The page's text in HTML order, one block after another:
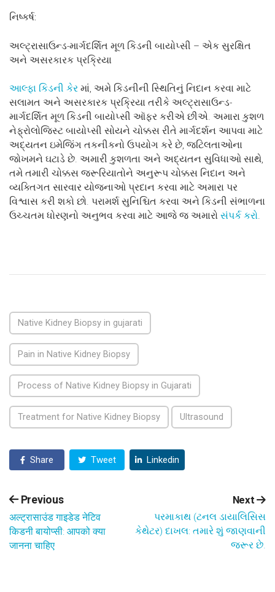
નિષ્કર્ષ:
અલ્ટ્રાસાઉન્ડ-માર્ગદર્શિત મૂળ કિડની બાયોપ્સી – એક સુરક્ષિત
અને અસરકારક પ્રક્રિયા
આલ્ફા કિડની કેર માં, અમે કિડનીની સ્થિતિનું નિદાન કરવા માટે
સલામત અને અસરકારક પ્રક્રિયા તરીકે અલ્ટ્રાસાઉન્ડ-
માર્ગદર્શિત મૂળ કિડની બાયોપ્સી ઑફર કરીએ છીએ. અમારા કુશળ
નેફ્રોલોજિસ્ટ બાયોપ્સી સોયને ચોક્કસ રીતે માર્ગદર્શન આપવા માટે
અદ્યતન ઇમેજિંગ તકનીકનો ઉપયોગ કરે છે, જટિલતાઓના
જોખમને ઘટાડે છે. અમારી કુશળતા અને અદ્યતન સુવિધાઓ સાથે,
તમે તમારી ચોક્કસ જરૂરિયાતોને અનુરૂપ ચોક્કસ નિદાન અને
વ્યક્તિગત સારવાર યોજનાઓ પ્રદાન કરવા માટે અમારા પર
વિશ્વાસ કરી શકો છો. પરામર્શ સુનિશ્ચિત કરવા અને કિડની સંભાળના
ઉચ્ચતમ ધોરણનો અનુભવ કરવા માટે આજે જ અમારો સંપર્ક કરો.
Native Kidney Biopsy in gujarati
Pain in Native Kidney Biopsy
Process of Native Kidney Biopsy in Gujarati
Treatment for Native Kidney Biopsy Ultrasound
Share Tweet Linkedin
Previous
अल्ट्रासाउंड गाइडेड नेटिव
किडनी बायोप्सी: आपको क्या
जानना चाहिए
Next
પરમાકાથ (ટનલ ડાયાલિસિસ
કેથેટર) દાખલ: તમારે શું જાણવાની
જરૂર છે.